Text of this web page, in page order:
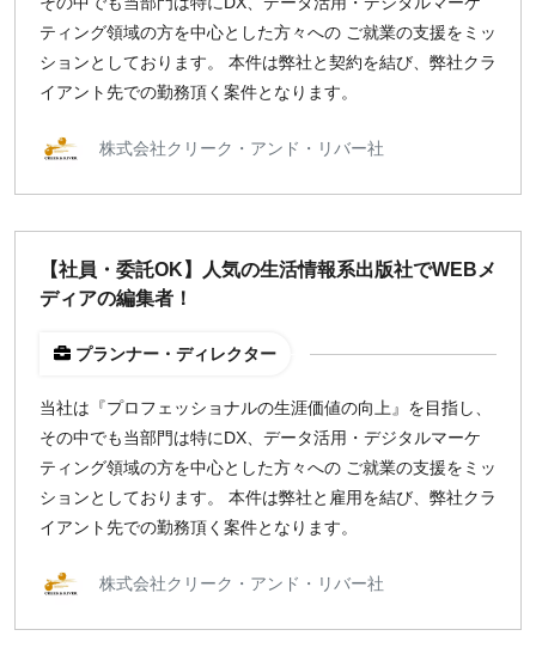
ティング領域の方を中心とした方々への ご就業の支援をミッ
ションとしております。 本件は弊社と契約を結び、弊社クラ
イアント先での勤務頂く案件となります。
株式会社クリーク・アンド・リバー社
【社員・委託OK】人気の生活情報系出版社でWEBメ
ディアの編集者！
プランナー・ディレクター
当社は『プロフェッショナルの生涯価値の向上』を目指し、
その中でも当部門は特にDX、データ活用・デジタルマーケ
ティング領域の方を中心とした方々への ご就業の支援をミッ
ションとしております。 本件は弊社と雇用を結び、弊社クラ
イアント先での勤務頂く案件となります。
株式会社クリーク・アンド・リバー社